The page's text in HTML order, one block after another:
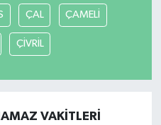
ÇAL ÇAMELİ
ÇİVRİL
VAKITLERI